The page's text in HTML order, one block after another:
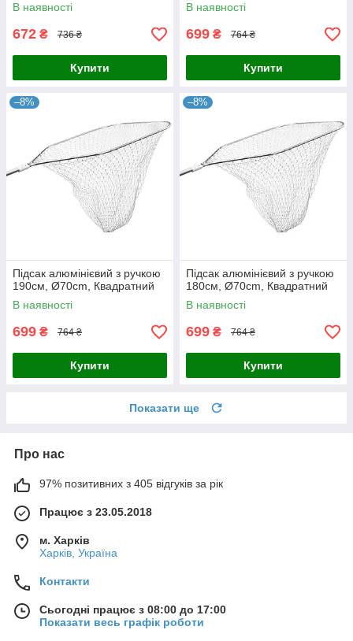
В наявності
672 ₴ 736 ₴
Купити
В наявності
699 ₴ 764 ₴
Купити
–8%
Підсак алюмінієвий з ручкою
190см, Ø70cm, Квадратний
В наявності
699 ₴ 764 ₴
Купити
–8%
Підсак алюмінієвий з ручкою
180см, Ø70cm, Квадратний
В наявності
699 ₴ 764 ₴
Купити
Показати ще
Про нас
97% позитивних з 405 відгуків за рік
Працює з 23.05.2018
м. Харків
Харків, Україна
Контакти
Сьогодні працює з 08:00 до 17:00
Показати весь графік роботи